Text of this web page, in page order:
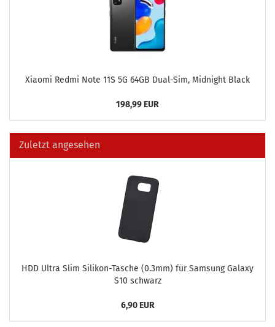
Xiao­mi Redmi Note 11S 5G 64GB Dual-​Sim, Mid­night Black
198,99 EUR
Zuletzt angesehen
HDD Ultra Slim Silikon-​Tasche (0.3mm) für Sam­sung Ga­la­xy
S10 schwarz
6,90 EUR